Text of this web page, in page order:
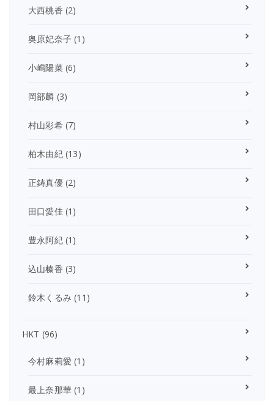
大西桃香 (2)
奥原妃奈子 (1)
小嶋陽菜(6)
岡部麟 (3)
村山彩希(7)
柏木由紀(13)
正鋳真優(2)
田口愛佳(1)
豊永阿紀(1)
込山榛香 (3)
鈴木くるみ (11)
HKT (96)
今村麻莉愛 (1)
最上奈那華 (1)